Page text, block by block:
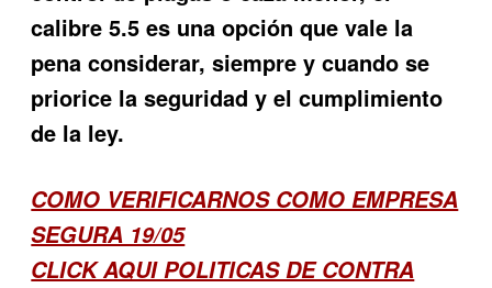
calibre 5.5 es una opción que vale la
pena considerar, siempre y cuando se
priorice la seguridad y el cumplimiento
de la ley.
COMO VERIFICARNOS COMO EMPRESA
SEGURA 19/05
CLICK AQUI POLITICAS DE CONTRA